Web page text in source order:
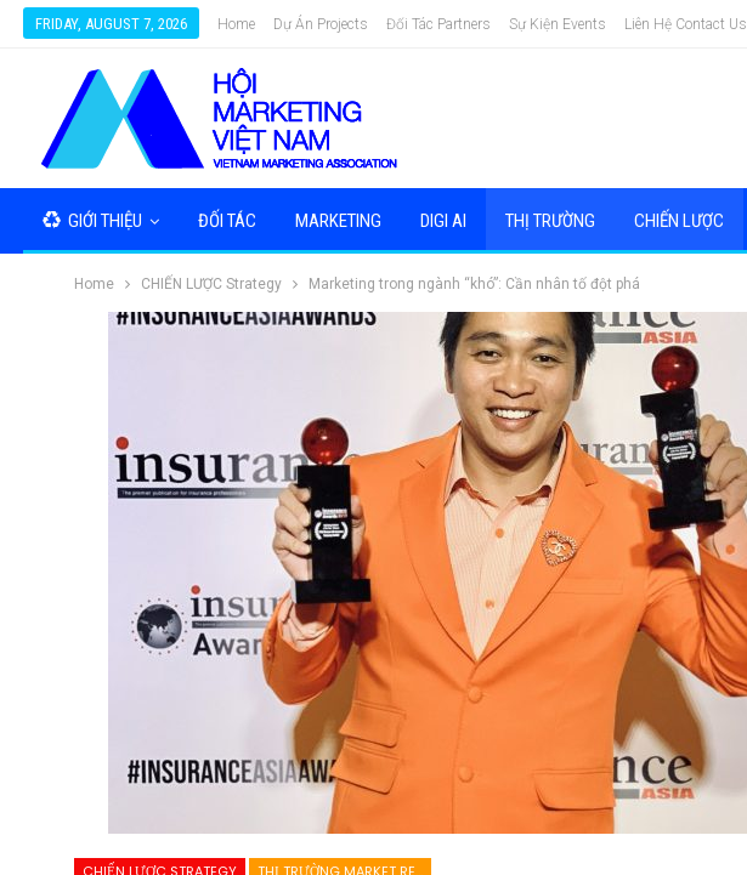
FRIDAY, AUGUST 7, 2026 Home Dự Án Projects Đối Tác Partners Sự Kiện Events Liên Hệ Contact Us
GIỚI THIỆU ĐỐI TÁC MARKETING DIGI AI THỊ TRƯỜNG CHIẾN LƯỢC
Home CHIẾN LƯỢC Strategy Marketing trong ngành “khó”: Cần nhân tố đột phá